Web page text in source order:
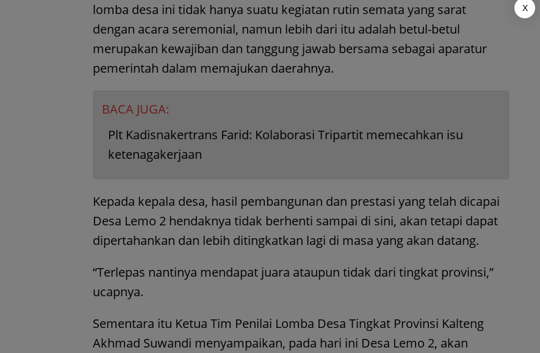
lomba desa ini tidak hanya suatu kegiatan rutin semata yang sarat
dengan acara seremonial, namun lebih dari itu adalah betul-betul
merupakan kewajiban dan tanggung jawab bersama sebagai aparatur
pemerintah dalam memajukan daerahnya.
BACA JUGA:
Plt Kadisnakertrans Farid: Kolaborasi Tripartit memecahkan isu
ketenagakerjaan
Kepada kepala desa, hasil pembangunan dan prestasi yang telah dicapai
Desa Lemo 2 hendaknya tidak berhenti sampai di sini, akan tetapi dapat
dipertahankan dan lebih ditingkatkan lagi di masa yang akan datang.
“Terlepas nantinya mendapat juara ataupun tidak dari tingkat provinsi,”
ucapnya.
Sementara itu Ketua Tim Penilai Lomba Desa Tingkat Provinsi Kalteng
Akhmad Suwandi menyampaikan, pada hari ini Desa Lemo 2, akan
X